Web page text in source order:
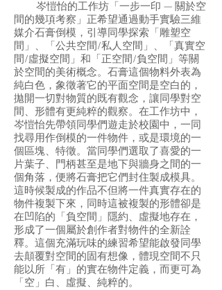
岑愷怡的工作坊「一步一印 — 關於空
間的幾項考察」正希望通過動手實驗三維
媒介石膏倒模，引導同學探索「雕塑空
間」、「公共空間/私人空間」、「真實空
間/虛擬空間」和「正空間/負空間」等關
於空間的美術概念。石膏這個物料外表為
純白色，象徵著它的平面空間是空白的，
拋開一切對物質的既有觀念，讓同學對空
間、形體有更純粹的觀察。在工作坊中，
岑愷怡先帶領同學們遊走於校園中，一同
找尋用作倒模的一件物件，或是環境的一
個區塊、特徵。當同學們選取了喜愛的一
片葉子、門柄甚至是地下與牆身之間的一
個角落，便將石膏把它們封住製成模具。
這時候製成的作品不但將一件真實存在的
物件複製下來，同時這被複製的形體卻是
在凹陷的「負空間」隱約、虛擬地存在，
形成了一個屬於創作者對物件的全新詮
釋。這個充滿玩味的練習希望能啟發同學
去顛覆對空間的固有想像，體現空間不只
能以所「有」的實在物件定義，而更可為
「空」白、虛擬、純粹的。